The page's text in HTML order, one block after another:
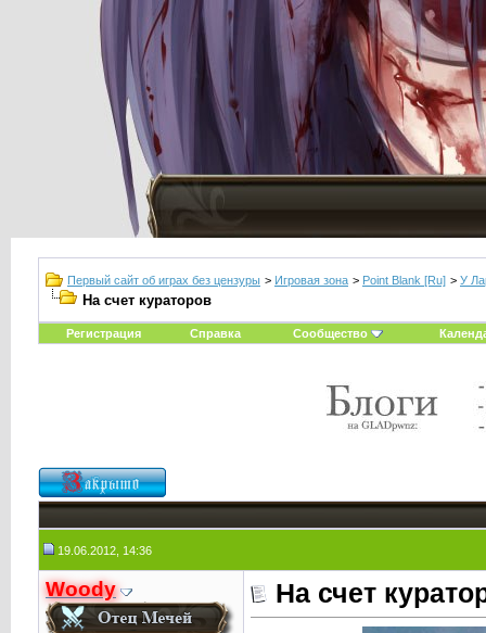
Первый сайт об играх без цензуры > Игровая зона > Point Blank [Ru] > У
На счет кураторов
Регистрация Справка Сообщество
19.06.2012, 14:36
Woody На счет